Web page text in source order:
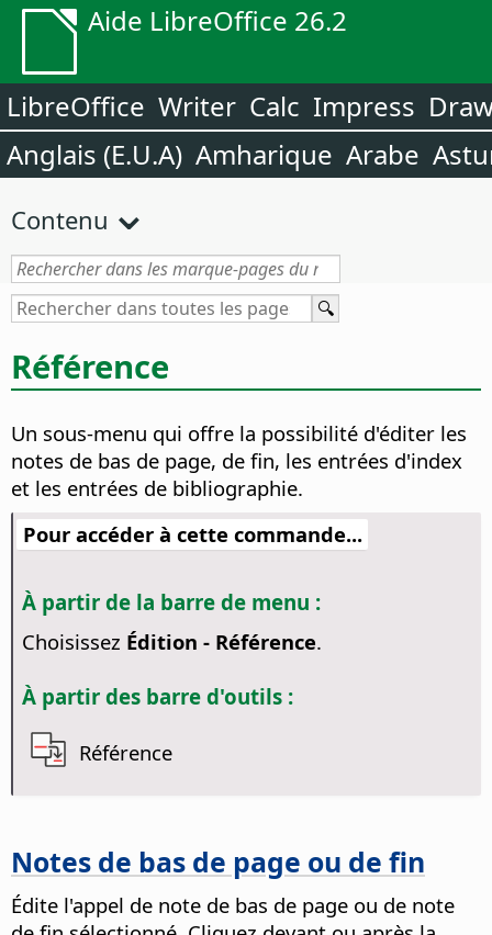
Aide LibreOffice 26.2
LibreOffice Writer Calc Impress
Anglais (E.U.A) Amharique Arabe
Contenu
Référence
Un sous-menu qui offre la possibilité d'éditer les
notes de bas de page, de fin, les entrées d'index
et les entrées de bibliographie.
Pour accéder à cette commande...
À partir de la barre de menu :
Choisissez Édition - Référence.
À partir des barre d'outils :
Référence
Notes de bas de page ou de fin
Édite l'appel de note de bas de page ou de note